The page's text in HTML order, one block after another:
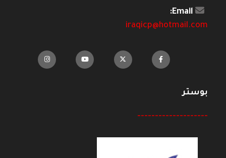
Email:
iraqicp@hotmail.com
بوستر
--------------------